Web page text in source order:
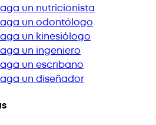
un nutricionista
un odontólogo
un kinesiólogo
un ingeniero
un escribano
un diseñador